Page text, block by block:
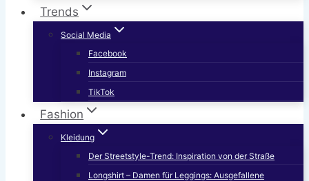
Trends
Social Media
Facebook
Instagram
TikTok
Fashion
Kleidung
Der Streetstyle-Trend: Inspiration von der Straße
Longshirt – Damen für Leggings: Ausgefallene